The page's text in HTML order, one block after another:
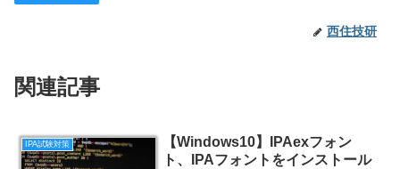
西住技研
関連記事
IPA試験対策
【Windows10】IPAexフォン
ト、IPAフォントをインストール